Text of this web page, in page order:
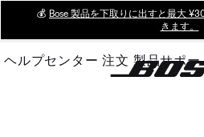
Main
💰 Bose 製品を下取りに出すと最大
きます。
ヘルプセンター 注文 製品サポー